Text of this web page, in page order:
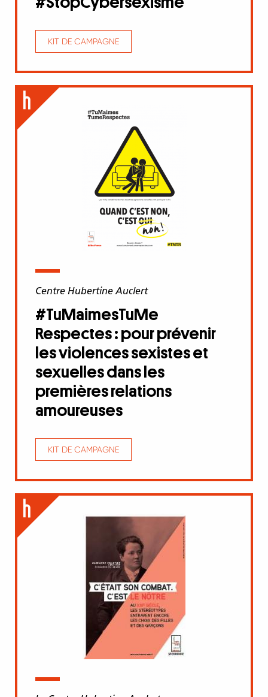
KIT DE CAMPAGNE
Centre Hubertine Auclert
#TuMaimesTuMe
Respectes : pour prévenir
les violences sexistes et
sexuelles dans les
premières relations
amoureuses
KIT DE CAMPAGNE